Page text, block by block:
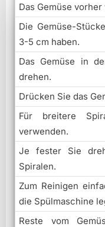
Das Gemüse
Die Gemüse-
3-5 cm haben.
Das Gemüse in
drehen.
Drücken Sie das
Für breitere
verwenden.
Je fester Sie
Spiralen.
Zum Reinigen
die Spülmaschine
Reste vom